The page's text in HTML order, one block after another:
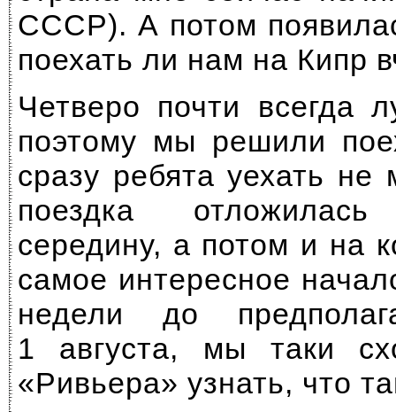
СССР). А потом
поехать ли нам на Кипр
Четверо почти всегда
поэтому мы решили
сразу ребята уехать не
поездка
середину, а потом и на
самое интересное
недели до
1 августа, мы таки
«Ривьера» узнать, что